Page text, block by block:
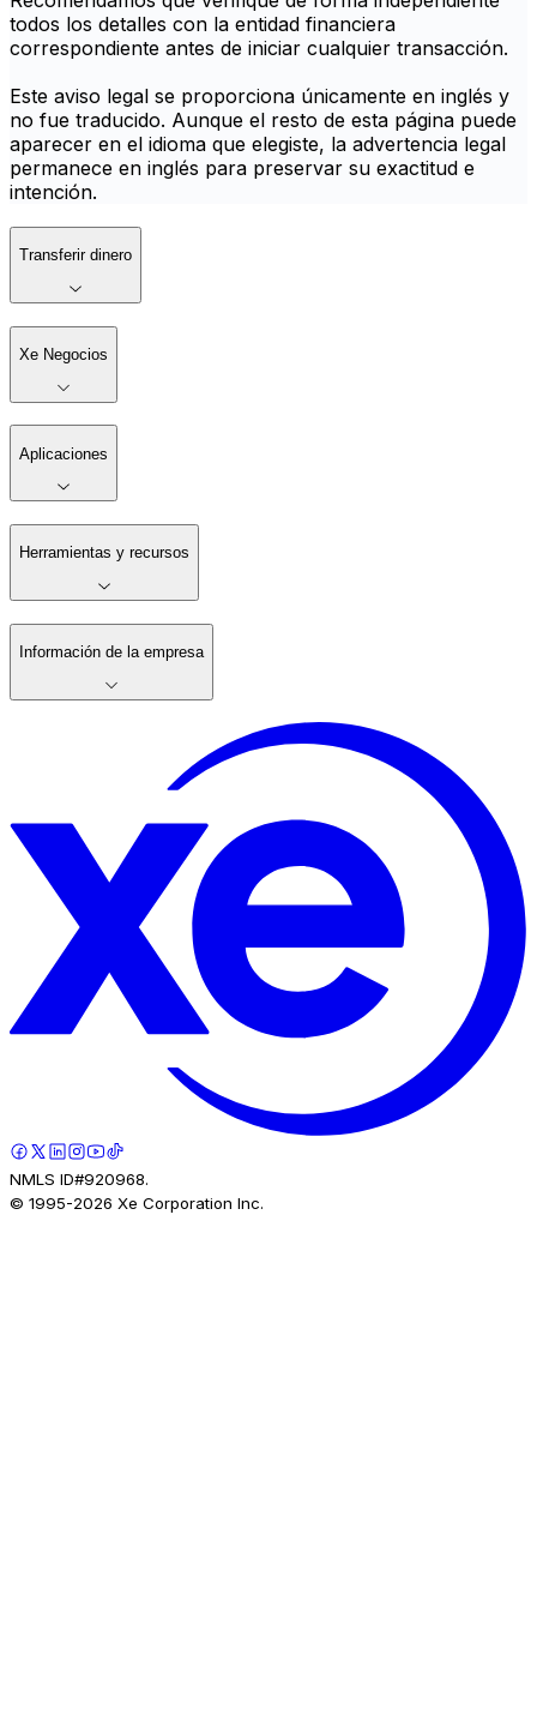
todos los detalles con la entidad financiera
correspondiente antes de iniciar cualquier transacción.
Este aviso legal se proporciona únicamente en inglés y
no fue traducido. Aunque el resto de esta página puede
aparecer en el idioma que elegiste, la advertencia legal
permanece en inglés para preservar su exactitud e
intención.
Transferir dinero
Xe Negocios
Aplicaciones
Herramientas y recursos
Información de la empresa
NMLS ID#920968.
© 1995-2026 Xe Corporation Inc.